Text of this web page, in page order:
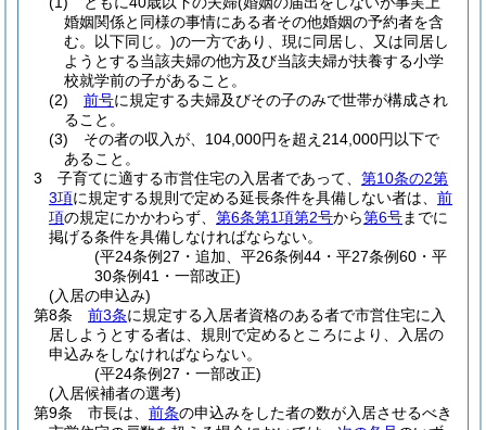
婚姻関係と同様の事情にある者その他婚姻の予約者を含
む。以下同じ。)の一方であり、現に同居し、又は同居し
ようとする当該夫婦の他方及び当該夫婦が扶養する小学
校就学前の子があること。
(2)
前号に規定する夫婦及びその子のみで世帯が構成され
ること。
(3)
その者の収入が、104,000円を超え214,000円以下で
あること。
3
子育てに適する市営住宅の入居者であって、 第10条の2第
3項に規定する規則で定める延長条件を具備しない者は、 前
項の規定にかかわらず、 第6条第1項第2号から第6号までに
掲げる条件を具備しなければならない。
(平24条例27・追加、平26条例44・平27条例60・平
30条例41・一部改正)
(入居の申込み)
第8条
前3条に規定する入居者資格のある者で市営住宅に入
居しようとする者は、規則で定めるところにより、入居の
申込みをしなければならない。
(平24条例27・一部改正)
(入居候補者の選考)
第9条
市長は、 前条の申込みをした者の数が入居させるべき